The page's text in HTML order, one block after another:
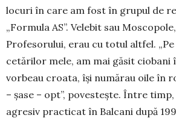
locuri în care am fost în gru­pul de
„Formula AS”. Ve­lebit sau
Pro­fesorului, erau cu totul altfel.
cetărilor mele, am mai găsit cio­bani
vorbeau croa­­­ta, își nu­mă­rau oile în
– șase – opt”, po­­ves­tește. Între
agre­siv practi­cat în Bal­cani du­pă